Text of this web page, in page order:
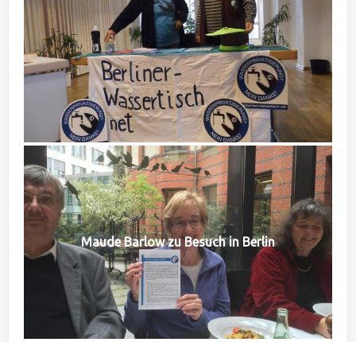
Maude Barlow zu Besuch in Berlin